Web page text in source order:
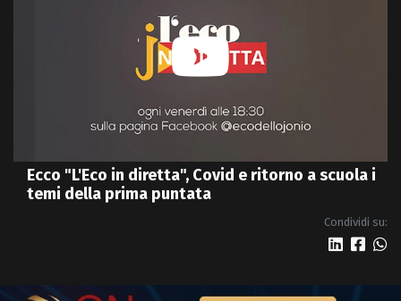
Ecco "L'Eco in diretta", Covid e ritorno a scuola i
temi della prima puntata
Condividi su: